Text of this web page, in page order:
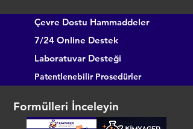
Çevre Dostu Hammaddeler
7/24 Online Destek
Laboratuvar Desteği
Patentlenebilir Prosedürler
Formülleri İnceleyin